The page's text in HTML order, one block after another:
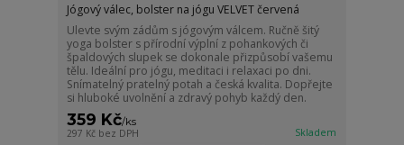
Jógový válec, bolster na jógu VELVET červená
Ulevte svým zádům s jógovým válcem. Ručně šitý
yoga bolster s přírodní výplní z pohankových či
špaldových slupek se dokonale přizpůsobí vašemu
tělu. Ideální pro jógu, meditaci i relaxaci po dni.
Snímatelný pratelný potah a česká kvalita. Dopřejte
si hluboké uvolnění a zdravý pohyb každý den.
359 Kč/ks
297 Kč bez DPH Skladem